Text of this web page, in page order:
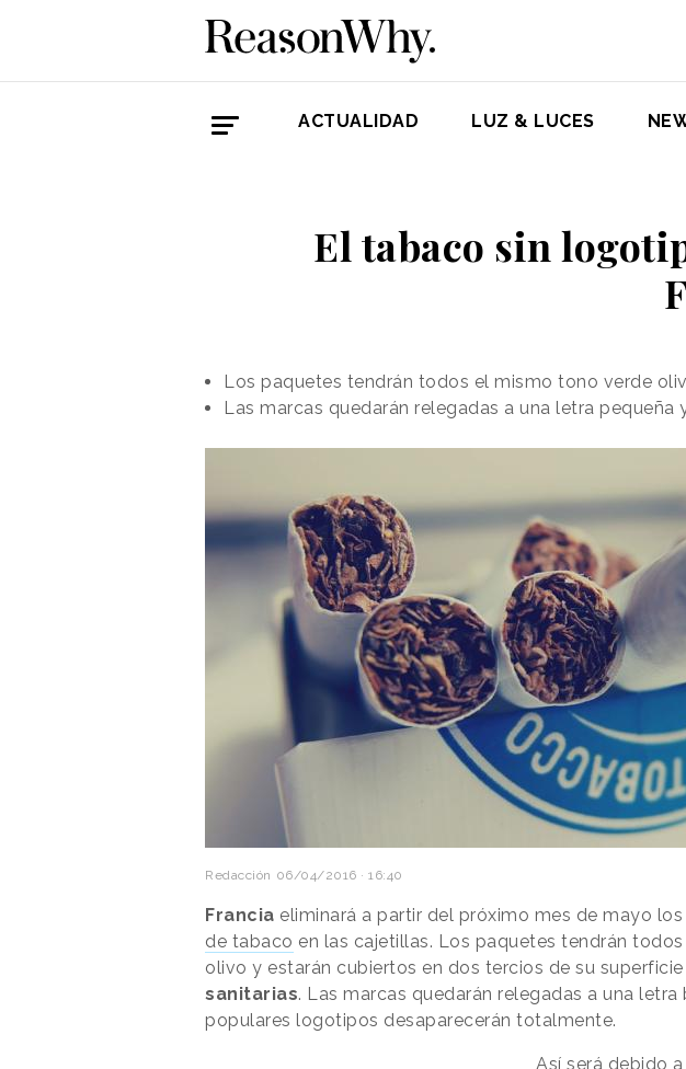
ACTUALIDAD LUZ & LUCES
El tabaco sin
Los paquetes tendrán todos el mismo tono verde
Las marcas quedarán relegadas a una letra
Redacción 06/04/2016 · 16:40
Francia eliminará a partir del próximo mes de mayo los
de tabaco en las cajetillas. Los paquetes tendrán
olivo y estarán cubiertos en dos tercios de su
sanitarias. Las marcas quedarán relegadas a una letra
populares logotipos desaparecerán totalmente.
Así será debido